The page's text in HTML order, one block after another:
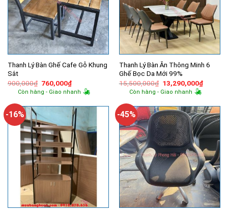
Thanh Lý Bàn Ghế Cafe Gỗ Khung
Sắt
900,000₫ Giá
gốc
là:
760,000₫Giá
hiện
tại
760,000₫.
Còn hàng - Giao nhanh
Thanh Lý Bàn Ăn Thông Minh 6
Ghế Bọc Da Mới 99%
15,500,000₫ Giá
gốc
là:
13,290,000₫Giá
hiện
Còn hàng - Giao nhanh
-16% -45%